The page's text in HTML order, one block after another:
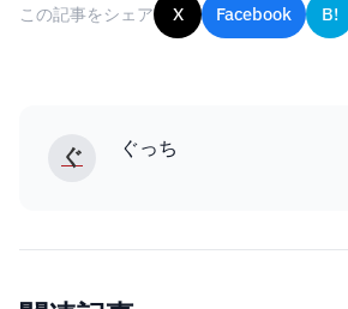
この記事をシェア X Facebook B!
ぐ ぐっち